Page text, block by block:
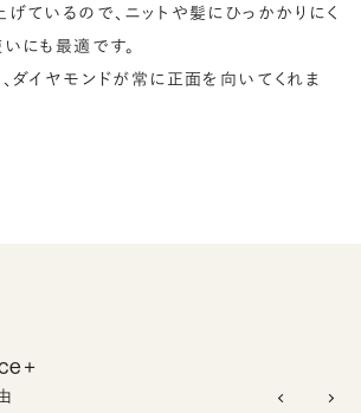
ているので、ニットや髪にひっかかりにく
にも最適です。
ダイヤモンドが常に正面を向いてくれま